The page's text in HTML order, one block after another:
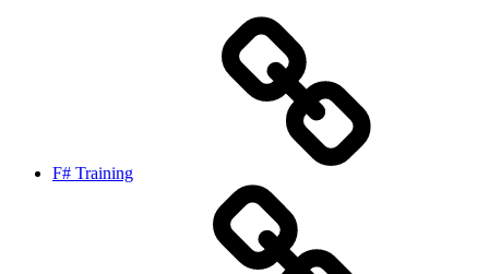
F# Training